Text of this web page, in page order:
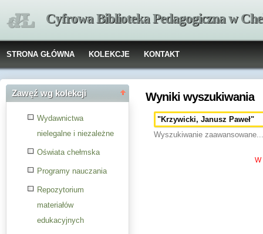
Cyfrowa Biblioteka Pedagogiczna w
STRONA GŁÓWNA KOLEKCJE KONTAKT
Zawęź wg kolekcji
Wydawnictwa
nielegalne i niezależne
Oświata chełmska
Programy nauczania
Repozytorium
materiałów
edukacyjnych
Wyniki wyszukiwania
Wyszukiwanie zaawansowane...
W